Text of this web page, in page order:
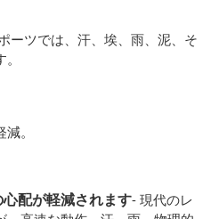
ーツでは、汗、埃、雨、泥、そ
。
配が軽減されます- 現代のレ